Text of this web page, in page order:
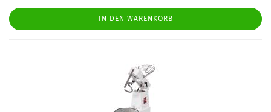
IN DEN WARENKORB